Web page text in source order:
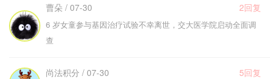
曹朵 / 07-30 2回复
6 岁女童参与基因治疗试验不幸离世，交大医学院启动全面调
查
尚法积分 / 07-30 5回复